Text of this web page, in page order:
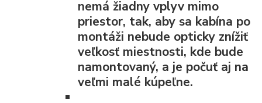
nemá žiadny vplyv mimo
priestor, tak, aby sa kabína po
montáži nebude opticky znížiť
veľkosť miestnosti, kde bude
namontovaný, a je počuť aj na
veľmi malé kúpeľne.